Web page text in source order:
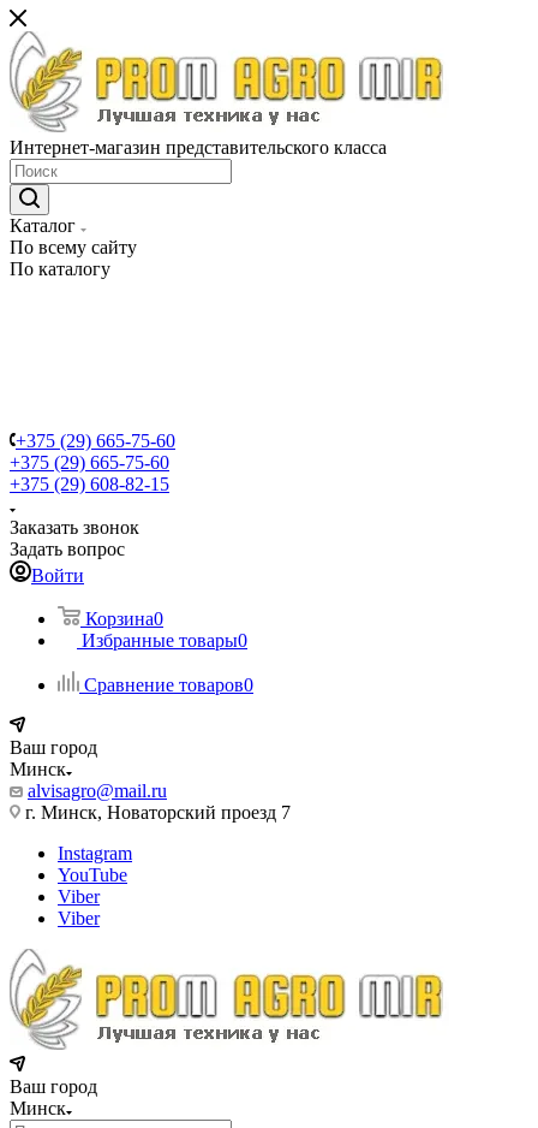
Интернет-магазин представительского класса
Каталог
По всему сайту
По каталогу
+375 (29) 665-75-60
+375 (29) 665-75-60
+375 (29) 608-82-15
Заказать звонок
Задать вопрос
Войти
Корзина0
Избранные товары0
Сравнение товаров0
Ваш город
Минск
alvisagro@mail.ru
г. Минск, Новаторский проезд 7
Instagram
YouTube
Viber
Viber
Ваш город
Минск